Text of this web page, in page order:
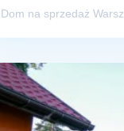
Dom na sprzedaż